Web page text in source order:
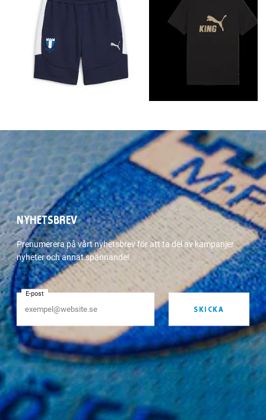
NYHETSBREV
Prenumerera på vårt nyhetsbrev för att ta del av kampanjer
nyheter och annat spännande!
E-post
SKICKA